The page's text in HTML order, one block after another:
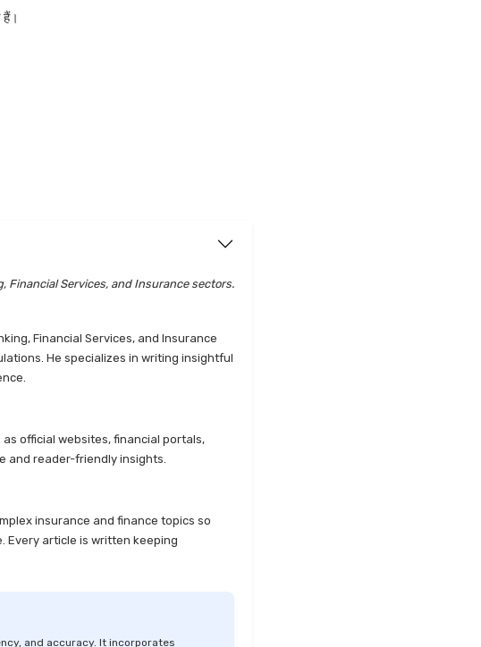
हैं।
Financial Services, and Insurance sectors.
Financial Services, and Insurance
He specializes in writing insightful
official websites, financial portals,
and reader-friendly insights.
insurance and finance topics so
Every article is written keeping
and accuracy. It incorporates